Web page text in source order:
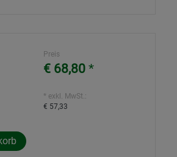
Preis
€ 68,80 *
* exkl. MwSt.:
€ 57,33